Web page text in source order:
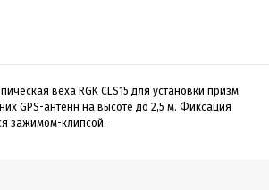
веха RGK CLS15 для установки призм
GPS-антенн на высоте до 2,5 м. Фиксация
зажимом-клипсой.